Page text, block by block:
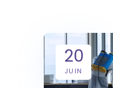
20
JUIN